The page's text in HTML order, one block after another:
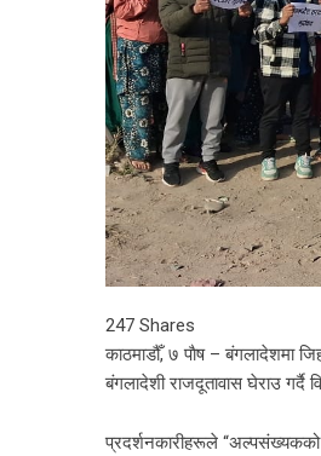
247 Shares
काठमाडौँ, ७ पाैष – बंगलादेशमा
बंगलादेशी राजदूतावास घेराउ गर्दै
प्रदर्शनकारीहरूले “अल्पसंख्यकको